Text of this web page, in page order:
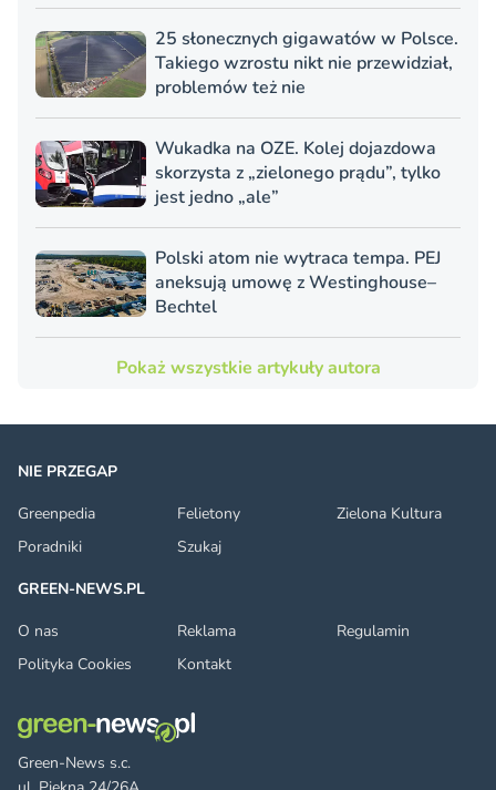
25 słonecznych gigawatów w Polsce.
Takiego wzrostu nikt nie przewidział,
problemów też nie
Wukadka na OZE. Kolej dojazdowa
skorzysta z „zielonego prądu”, tylko
jest jedno „ale”
Polski atom nie wytraca tempa. PEJ
aneksują umowę z Westinghouse–
Bechtel
Pokaż wszystkie artykuły autora
Green-News s.c.
NIE PRZEGAP
Greenpedia
Felietony
Zielona Kultura
Poradniki
Szukaj
GREEN-NEWS.PL
O nas
Reklama
Regulamin
Polityka Cookies
Kontakt